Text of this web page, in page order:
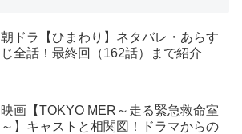
朝ドラ【ひまわり】ネタバレ・あらす
じ全話！最終回（162話）まで紹介
映画【TOKYO MER～走る緊急救命室
～】キャストと相関図！ドラマからの